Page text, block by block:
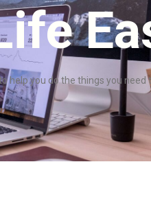
help you do the things you need